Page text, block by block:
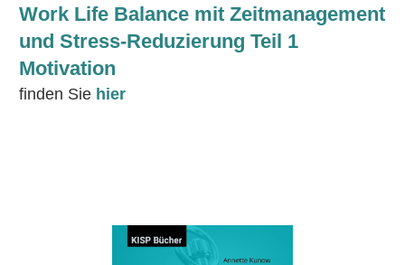
Work Life Balance mit Zeitmanagement
und Stress-Reduzierung Teil 1
Motivation
finden Sie hier